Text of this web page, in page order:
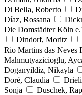
Di Bella, Roberto
Díaz, Rossana
Die Domstädter Köln
Dindorf, Moritz
Rio Martins das Neves
Mahmutyazicioglu,
Doganyildiz, Nikayla
Doré, Claudia
Sonja
Duschek,